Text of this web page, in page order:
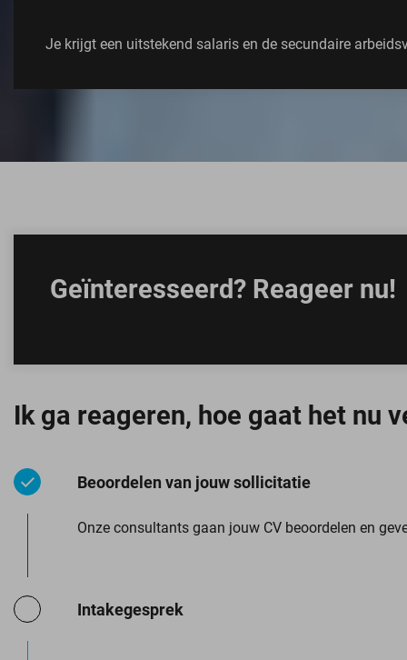
Je krijgt een uitstekend salaris en de secundaire
Geïnteresseerd? Reageer nu!
Ik ga reageren, hoe gaat het nu
Beoordelen van jouw sollicitatie
Onze consultants gaan jouw CV beoordelen en
Intakegesprek